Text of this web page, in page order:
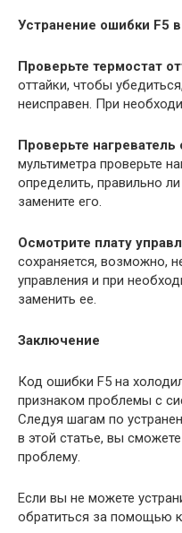
Устранение ошибки F5
Проверьте термостат
оттайки, чтобы
неисправен. При
Проверьте нагреватель
мультиметра проверьте
определить, правильно
замените его.
Осмотрите плату
сохраняется, возможно,
управления и при
заменить ее.
Заключение
Код ошибки F5 на
признаком проблемы с
Следуя шагам по
в этой статье, вы
проблему.
Если вы не можете
обратиться за помощью